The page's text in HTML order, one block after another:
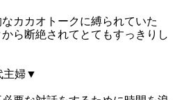
なカカオトークに縛られていた
ら断絶されてとてもすっきりし
主婦▼